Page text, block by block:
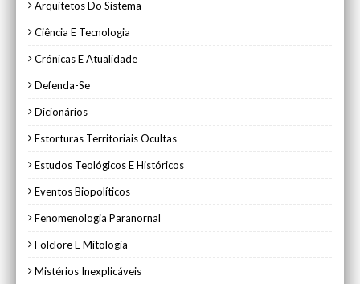
Arquitetos Do Sistema
Ciência E Tecnologia
Crónicas E Atualidade
Defenda-Se
Dicionários
Estorturas Territoriais Ocultas
Estudos Teológicos E Históricos
Eventos Biopolíticos
Fenomenologia Paranornal
Folclore E Mitologia
Mistérios Inexplicáveis